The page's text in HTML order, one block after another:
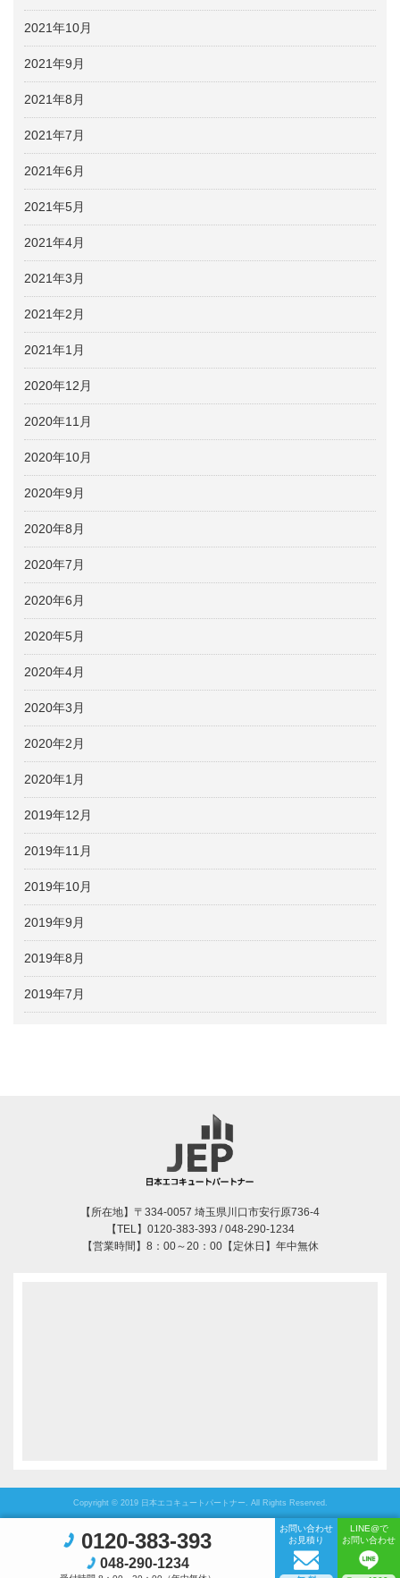
LINE@で
お問い合わせ
お問い合わせ
お見積り
0120-383-393
048-290-1234
2021年10月
2021年9月
2021年8月
2021年7月
2021年6月
2021年5月
2021年4月
2021年3月
2021年2月
2021年1月
2020年12月
2020年11月
2020年10月
2020年9月
2020年8月
2020年7月
2020年6月
2020年5月
2020年4月
2020年3月
2020年2月
2020年1月
2019年12月
2019年11月
2019年10月
2019年9月
2019年8月
2019年7月
【所在地】〒334-0057 埼玉県川口市安行原736-4
【TEL】0120-383-393 / 048-290-1234
【営業時間】8：00～20：00【定休日】年中無休
Copyright © 2019 日本エコキュートパートナー. All Rights Reserved.